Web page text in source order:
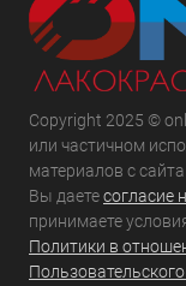
Copyright 2025 ©
или частичном
материалов с
Вы даетесогласие
принимаете
Политики в